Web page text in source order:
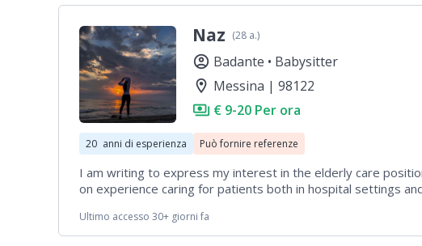
Naz (28 a.)
account_circle Badante • Babysitter
location_on Messina | 98122
payments € 9-20 Per ora
20 anni di esperienza Può fornire referenze
I am writing to express my interest in the elderly care
on experience caring for patients both in hospital settings
Being a medical student, I am knowledgeable about
tailored to each patient’s specific condition. I am highly
Ultimo accesso 30+ giorni fa